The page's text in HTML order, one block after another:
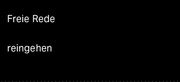
Freie Rede
reingehen